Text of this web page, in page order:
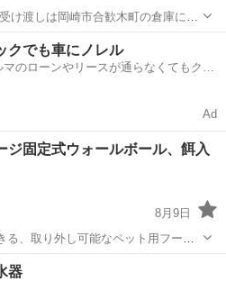
その他
クでも車にノレル
のローンやリースが通らなくてもクル
Ad
ジ固定式ウォールボール、餌入
8月9日
、取り外し可能なペット用フード
おおよそサイズ 直径9.5cm 高さ
その他
器